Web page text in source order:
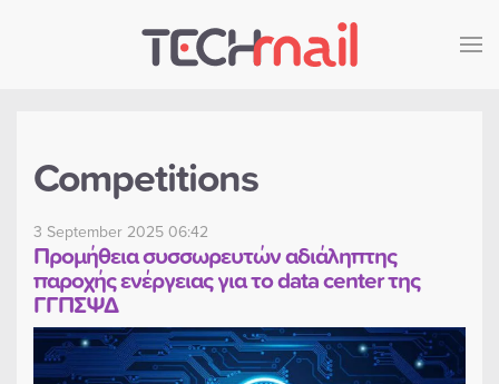
Skip to main content
Competitions
3 September 2025 06:42
Προμήθεια συσσωρευτών αδιάληπτης
παροχής ενέργειας για το data center της
ΓΓΠΣΨΔ